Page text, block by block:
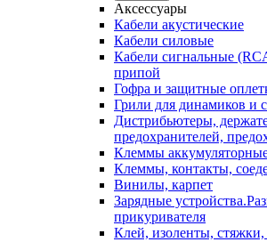
Аксессуары
Кабели акустические
Кабели силовые
Кабели сигнальные
припой
Гофра и защитные
Грили для динамиков и
Дистрибьютеры,
предохранителей,
Клеммы
Клеммы, контакты,
Винилы, карпет
Зарядные
прикуривателя
Клей, изоленты, стяжки,